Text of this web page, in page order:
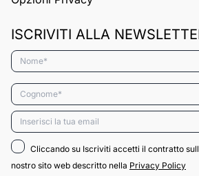
ISCRIVITI ALLA
Nome*
Cognome*
Email*
Cliccando su Iscriviti accetti il contratto
nostro sito web descritto nella Privacy Policy